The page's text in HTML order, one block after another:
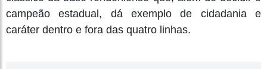
campeão estadual, dá exemplo de cidadania e
caráter dentro e fora das quatro linhas.